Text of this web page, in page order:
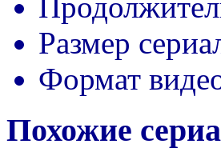
Размер
Формат
Похожие